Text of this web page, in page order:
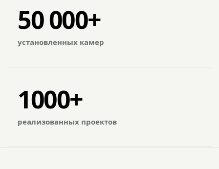
50 000+
установленных камер
1000+
реализованных проектов